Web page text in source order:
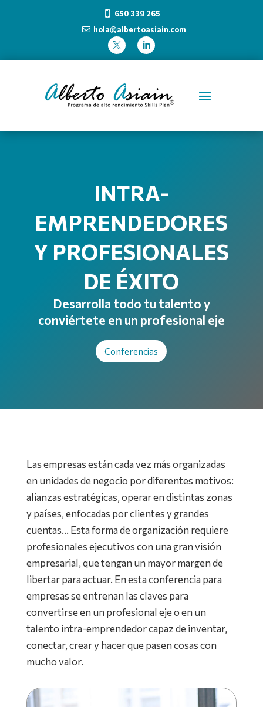
 650 339 265
 hola@albertoasiain.com
 
INTRA-
EMPRENDEDORES
Y PROFESIONALES
DE ÉXITO
Desarrolla todo tu talento y
conviértete en un profesional eje
Conferencias
Las empresas están cada vez más organizadas
en unidades de negocio por diferentes motivos:
alianzas estratégicas, operar en distintas zonas
y países, enfocadas por clientes y grandes
cuentas… Esta forma de organización requiere
profesionales ejecutivos con una gran visión
empresarial, que tengan un mayor margen de
libertar para actuar. En esta conferencia para
empresas se entrenan las claves para
convertirse en un profesional eje o en un
talento intra-emprendedor capaz de inventar,
conectar, crear y hacer que pasen cosas con
mucho valor.